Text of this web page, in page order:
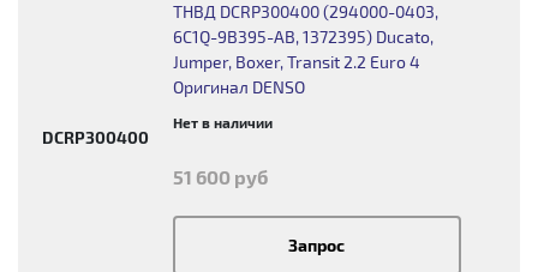
DCRP300400
ТНВД DCRP300400 (294000-0403,
6C1Q-9B395-AB, 1372395) Ducato,
Jumper, Boxer, Transit 2.2 Euro 4
Оригинал DENSO
Нет в наличии
51 600 руб
Запрос